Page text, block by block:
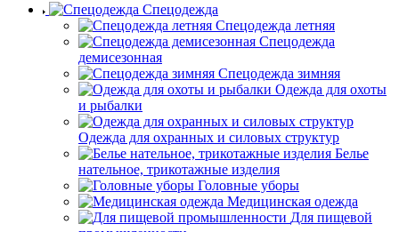
Спецодежда
Спецодежда летняя
Спецодежда
демисезонная
Спецодежда зимняя
Одежда для охоты
и рыбалки
Одежда для охранных и силовых структур
Белье
нательное, трикотажные изделия
Головные уборы
Медицинская одежда
Для пищевой